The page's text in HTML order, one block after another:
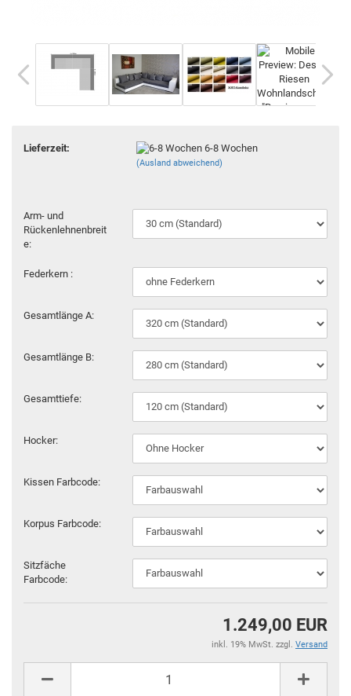
Lieferzeit: 6-8 Wochen
(Ausland abweichend)
Arm- und
Rückenlehnenbreit
e:
Federkern :
Gesamtlänge A:
Gesamtlänge B:
Gesamttiefe:
Hocker:
Kissen Farbcode:
Korpus Farbcode:
Sitzfäche
Farbcode:
1.249,00 EUR
inkl. 19% MwSt. zzgl. Versand